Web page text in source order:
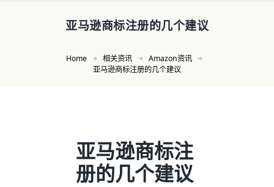
亚马逊商标注册的几个建议
Home 相关资讯
Amazon资讯
亚马逊商标注册的几个建议
亚马逊商标注
册的几个建议